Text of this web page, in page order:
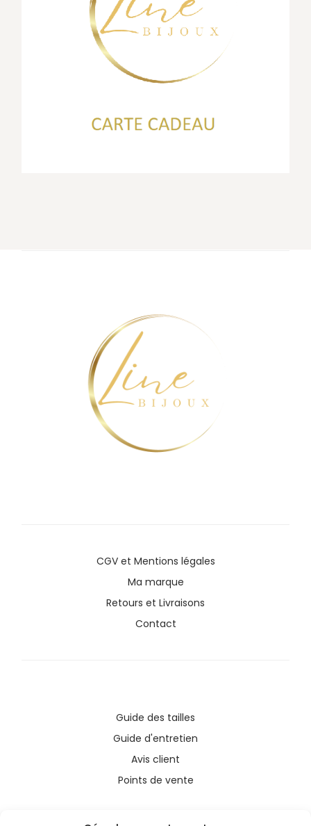
CGVet Mentions légales
Ma marque
Retours et Livraisons
Contact
Guide des tailles
Guide d'entretien
Avis client
Points de vente